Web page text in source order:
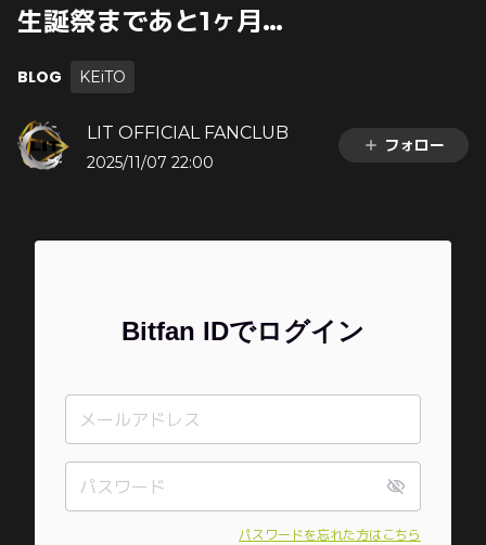
生誕祭まであと1ヶ月…
BLOG KEiTO
LIT OFFICIAL FANCLUB
2025/11/07 22:00
フォロー
Bitfan IDでログイン
パスワードを忘れた方はこちら